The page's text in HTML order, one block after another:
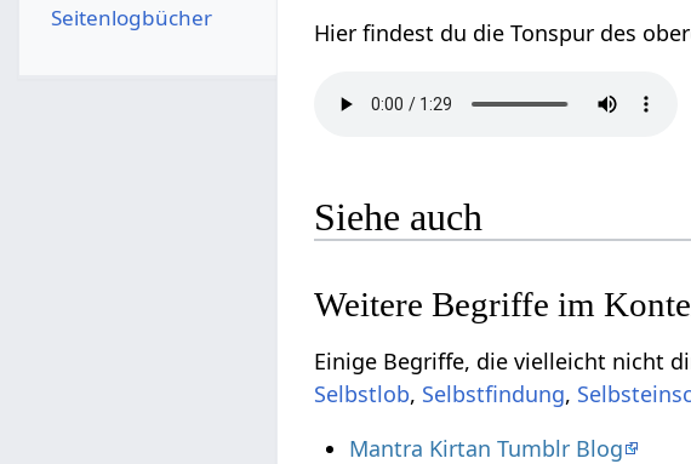
Siehe auch
, ,
Mantra Kirtan Tumblr Blog
Seitenlogbücher